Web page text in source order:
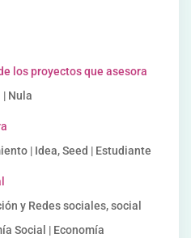
los proyectos que asesora
| Nula
| Idea, Seed | Estudiante
y Redes sociales, social
Social | Economía